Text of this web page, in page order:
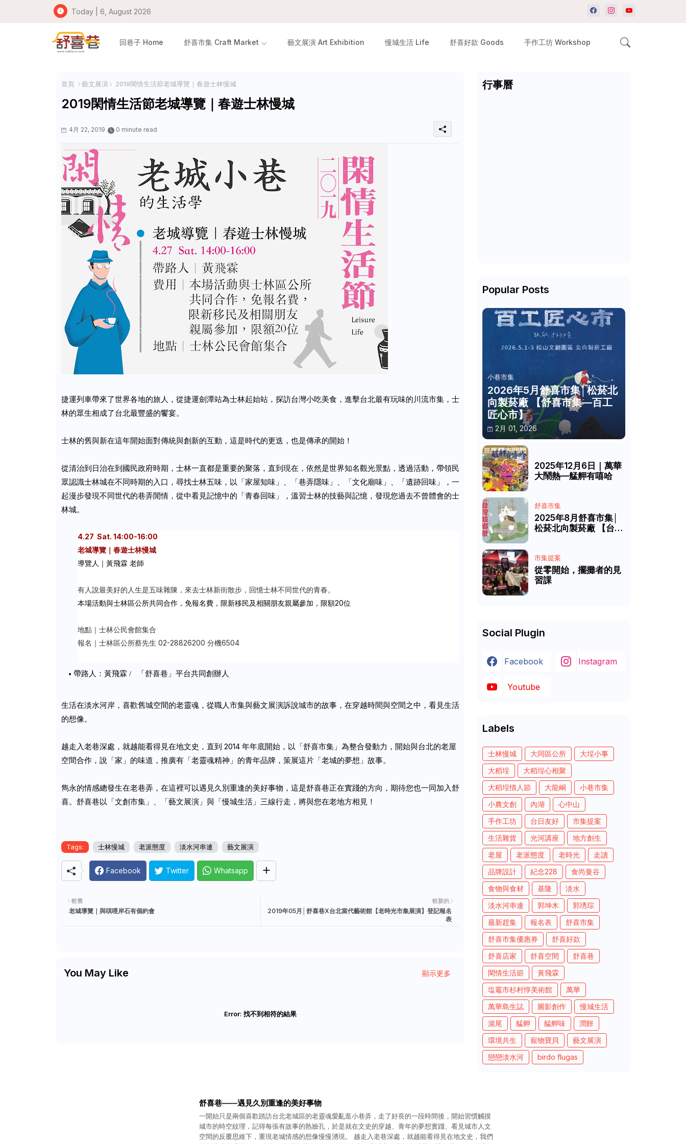
Today | 6, August 2026
回巷子 Home 舒喜市集 Craft Market 藝文展演 Art Exhibition 慢城生活 Life 舒喜好款 Goods 手作工坊 Workshop
首頁 藝文展演 2019閑情生活節老城導覽｜春遊士林慢城
2019閑情生活節老城導覽｜春遊士林慢城
4月 22, 2019 0 minute read
捷運列車帶來了世界各地的旅人，從捷運劍潭站為士林起始站，探訪台灣小吃美食，進擊台北最有玩味的川流市集，士
林的眾生相成了台北最豐盛的饗宴。
士林的舊與新在這年開始面對傳統與創新的互動，這是時代的更迭，也是傳承的開始！
從清治到日治在到國民政府時期，士林一直都是重要的聚落，直到現在，依然是世界知名觀光景點，透過活動，帶領民
眾認識士林城在不同時期的入口，尋找士林五味，以「家屋知味」、「巷弄隱味」、「文化廟味」、「遺跡回味」，一
起漫步發現不同世代的巷弄閒情，從中看見記憶中的「青春回味」，溫習士林的技藝與記憶，發現您過去不曾體會的士
林城。
4.27 Sat. 14:00-16:00
老城導覽｜春遊士林慢城
導覽人｜黃飛霖 老師
有人說最美好的人生是五味雜陳，來去士林新街散步，回憶士林不同世代的青春。
本場活動與士林區公所共同合作，免報名費，限新移民及相關朋友親屬參加，限額20位
地點｜士林公民會館集合
報名｜士林區公所蔡先生 02-28826200 分機6504
帶路人：黃飛霖 / 「舒喜巷」平台共同創辦人
生活在淡水河岸，喜歡舊城空間的老靈魂，從職人市集與藝文展演訴說城市的故事，在穿越時間與空間之中，看見生活
的想像。
越走入老巷深處，就越能看得見在地文史，直到 2014 年年底開始，以「舒喜市集」為整合發動力，開始與台北的老屋
空間合作，說「家」的味道，推廣有「老靈魂精神」的青年品牌，策展這片「老城的夢想」故事。
雋永的情感總發生在老巷弄，在這裡可以遇見久別重逢的美好事物，這是舒喜巷正在實踐的方向，期待您也一同加入舒
喜。舒喜巷以「文創市集」、「藝文展演」與「慢城生活」三線行走，將與您在老地方相見！
Tags: 士林慢城 老派態度 淡水河串連 藝文展演
Facebook Twitter Whatsapp
較新的
2019年05月│舒喜巷X台北當代藝術館【老時光市集展演】登記報名
表
較舊
老城導覽｜與唭哩岸石有個約會
You May Like 顯示更多
Error: 找不到相符的結果
行事曆
Popular Posts
小巷市集
2026年5月舒喜市集│松菸北
向製菸廠 【舒喜市集—百工
匠心市】
2月 01, 2026
2025年12月6日｜萬華
大鬧熱—艋舺有嘻哈
舒喜市集
2025年8月舒喜市集│
松菸北向製菸廠 【台灣
市集提案
從零開始，擺攤者的見
習課
Social Plugin
Facebook Instagram
Youtube
Labels
士林慢城 大同區公所
大埕小事
大稻埕
大稻埕心相聚
大稻埕情人節
大龍峒
小巷市集
小農文創
內湖
心中山
手作工坊
台日友好
市集提案
生活雜貨
光河講座
地方創生
老屋
老派態度 老時光
走讀
品牌設計
紀念228
食尚曼谷
食物與食材
基隆
淡水
淡水河串連
郭坤木
郭琇琮
最新趕集
報名表
舒喜市集
舒喜市集優惠券
舒喜好款
舒喜店家
舒喜空間
舒喜巷
閑情生活節
黃飛霖
塩竈市杉村惇美術館
萬華
萬華島生誌
圖影創作
慢城生活
滬尾
艋舺 艋舺味
潤餅
環境共生
寵物寶貝
藝文展演
戀戀淡水河
birdo flugas
舒喜巷——遇見久別重逢的美好事物
一開始只是兩個喜歡踏訪台北老城區的老靈魂愛亂逛小巷弄，走了好長的一段時間後，開始習慣觸摸
城市的時空紋理，記得每張有故事的熟臉孔，於是就在文史的穿越、青年的夢想實踐、看見城市人文
空間的反覆思維下，重現老城情感的想像慢慢湧現。 越走入老巷深處，就越能看得見在地文史，我們